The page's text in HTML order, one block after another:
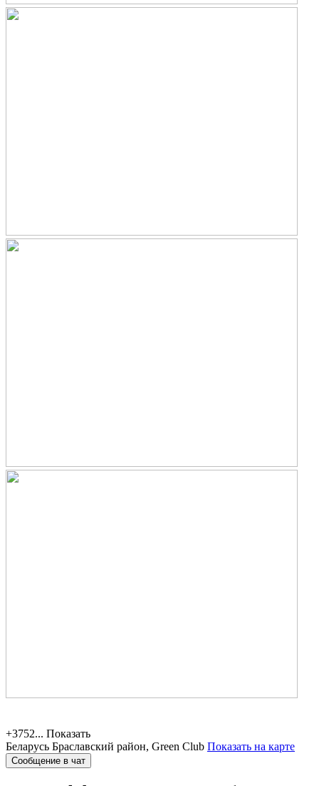
+3752... Показать
Беларусь Браславский район, Green Club Показать на карте
Сообщение в чат